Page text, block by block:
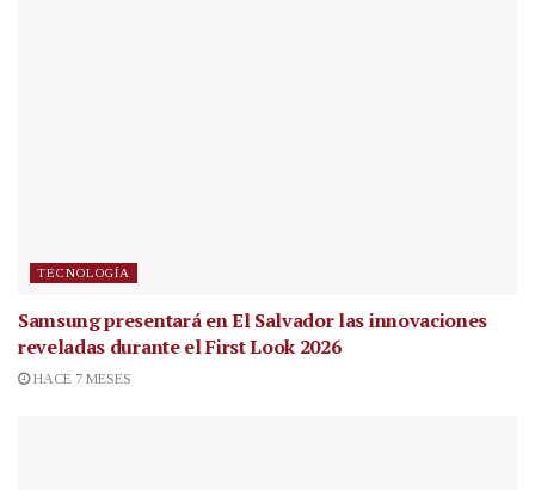
TECNOLOGÍA
Samsung presentará en El Salvador las innovaciones
reveladas durante el First Look 2026
HACE 7 MESES